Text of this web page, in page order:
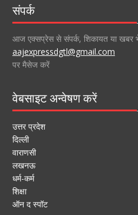
संपर्क
आज एक्सप्रेस से संपर्क, शिकायत या
aajexpressdgtl@gmail.com
पर मैसेज करें
वेबसाइट अन्वेषण करें
उत्तर प्रदेश
दिल्ली
वाराणसी
लखनऊ
धर्म-कर्म
शिक्षा
ऑन द स्पॉट